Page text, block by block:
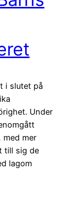
i slutet på
Under
mer
till sig de
lagom